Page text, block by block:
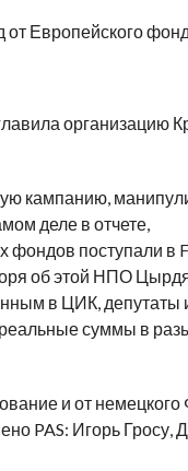
Европейского
организацию
кампанию,
деле в отчете,
фондов поступали в
об этой НПО
в ЦИК, депутаты
реальные суммы в
и от немецкого
PAS: Игорь Гросу,